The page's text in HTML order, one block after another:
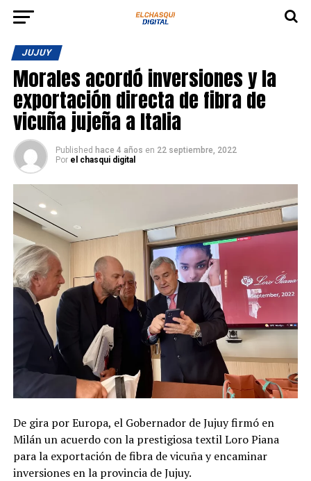
JUJUY
Morales acordó inversiones y la
exportación directa de fibra de
vicuña jujeña a Italia
Published hace 4 años en 22 septiembre, 2022
Por el chasqui digital
De gira por Europa, el Gobernador de Jujuy firmó en
Milán un acuerdo con la prestigiosa textil Loro Piana
para la exportación de fibra de vicuña y encaminar
inversiones en la provincia de Jujuy.